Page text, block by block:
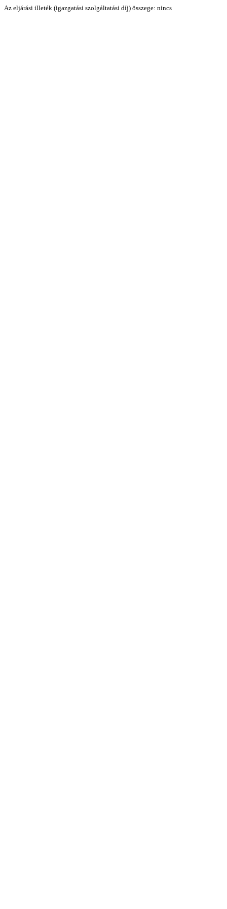
Az eljárási illeték (igazgatási szolgáltatási díj) összege: nincs